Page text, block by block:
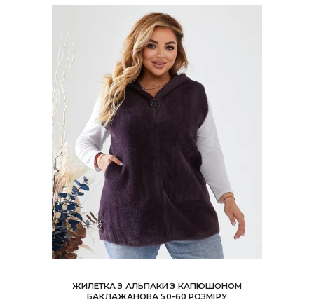
ЖИЛЕТКА З АЛЬПАКИ З КАПЮШОНОМ
БАКЛАЖАНОВА 50-60 РОЗМІРУ